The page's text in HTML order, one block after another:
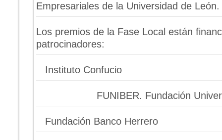
Empresariales de la Universidad de León.
Los premios de la Fase Local están
patrocinadores:
Instituto Confucio
FUNIBER. Fundación
Fundación Banco Herrero